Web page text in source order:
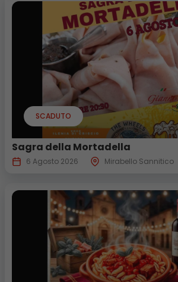
SCADUTO
Sagra della Mortadella
6 Agosto 2026 Mirabello Sannitico